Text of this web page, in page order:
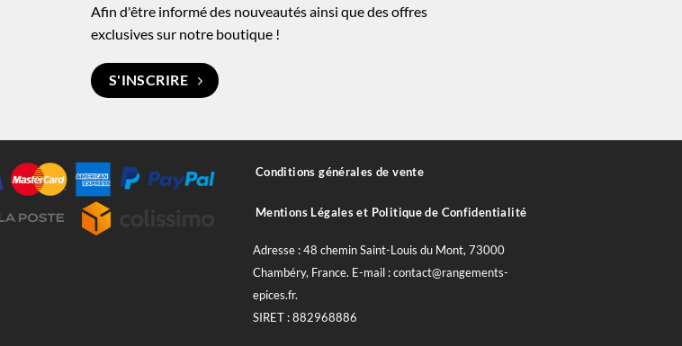
Afin d'être informé des nouveautés ainsi que des offres
exclusives sur notre boutique !
S'INSCRIRE
Conditions générales de vente
Mentions Légales et Politique de Confidentialité
Adresse : 48 chemin Saint-Louis du Mont, 73000
Chambéry, France. E-mail : contact@rangements-
epices.fr.
SIRET : 882968886